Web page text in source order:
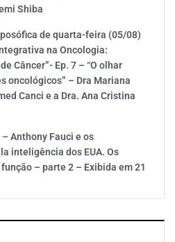
Shiba
de quarta-feira (05/08)
na Oncologia:
Câncer”- Ep. 7 – “O olhar
oncológicos” – Dra Mariana
Canci e a Dra. Ana Cristina
Anthony Fauci e os
inteligência dos EUA. Os
– parte 2 – Exibida em 21